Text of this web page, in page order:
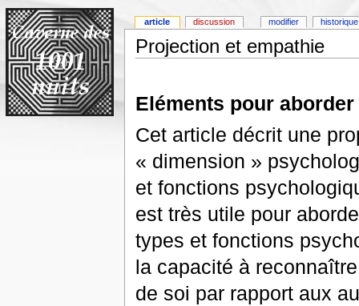
Projection et empathie
Eléments pour
Cet article décrit une
« dimension »
et fonctions
est très utile pour
types et fonctions
la capacité à
de soi par rapport aux
article discussion modifier historique